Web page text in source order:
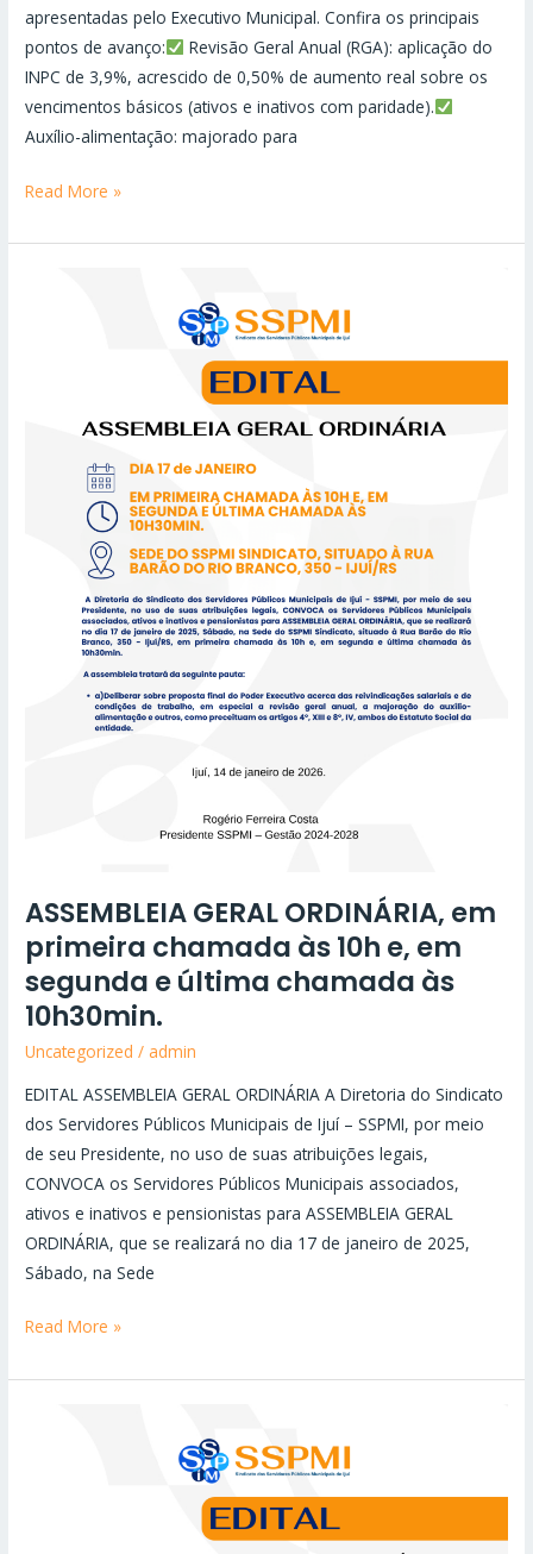
apresentadas pelo Executivo Municipal. Confira os principais
pontos de avanço:
Revisão Geral Anual (RGA): aplicação do
INPC de 3,9%, acrescido de 0,50% de aumento real sobre os
vencimentos básicos (ativos e inativos com paridade).
Auxílio-alimentação: majorado para
Read More »
ASSEMBLEIA GERAL ORDINÁRIA, em
primeira chamada às 10h e, em
segunda e última chamada às
10h30min.
Uncategorized / admin
EDITAL ASSEMBLEIA GERAL ORDINÁRIA A Diretoria do Sindicato
dos Servidores Públicos Municipais de Ijuí – SSPMI, por meio
de seu Presidente, no uso de suas atribuições legais,
CONVOCA os Servidores Públicos Municipais associados,
ativos e inativos e pensionistas para ASSEMBLEIA GERAL
ORDINÁRIA, que se realizará no dia 17 de janeiro de 2025,
Sábado, na Sede
chamada
segunda
chamada
10h30min.
Read More »